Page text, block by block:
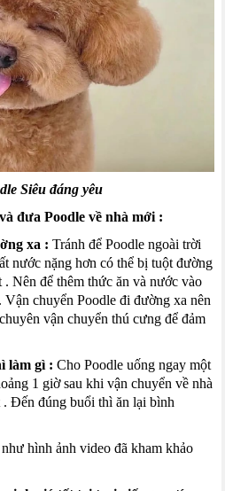
Siêu đáng yêu
đưa Poodle về nhà mới :
xa : Tránh để Poodle ngoài trời
nước nặng hơn có thể bị tuột đường
. Nên để thêm thức ăn và nước vào
chuyển Poodle đi đường xa nên
vận chuyển thú cưng để đảm
làm gì : Cho Poodle uống ngay một
1 giờ sau khi vận chuyển về nhà
Đến đúng buổi thì ăn lại bình
hình ảnh video đã kham khảo